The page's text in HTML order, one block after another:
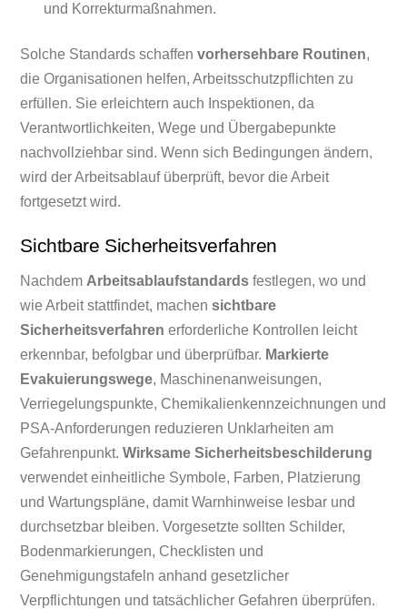
und Korrekturmaßnahmen.
Solche Standards schaffenvorhersehbare Routinen,
die Organisationen helfen, Arbeitsschutzpflichten zu
erfüllen. Sie erleichtern auch Inspektionen, da
Verantwortlichkeiten, Wege und Übergabepunkte
nachvollziehbar sind. Wenn sich Bedingungen ändern,
wird der Arbeitsablauf überprüft, bevor die Arbeit
fortgesetzt wird.
Sichtbare Sicherheitsverfahren
Nachdem Arbeitsablaufstandards festlegen, wo und
wie Arbeit stattfindet, machensichtbare
Sicherheitsverfahren erforderliche Kontrollen leicht
erkennbar, befolgbar und überprüfbar. Markierte
Evakuierungswege, Maschinenanweisungen,
Verriegelungspunkte, Chemikalienkennzeichnungen und
PSA-Anforderungen reduzieren Unklarheiten am
Gefahrenpunkt.Wirksame Sicherheitsbeschilderung
verwendet einheitliche Symbole, Farben, Platzierung
und Wartungspläne, damit Warnhinweise lesbar und
durchsetzbar bleiben. Vorgesetzte sollten Schilder,
Bodenmarkierungen, Checklisten und
Genehmigungstafeln anhand gesetzlicher
Verpflichtungen und tatsächlicher Gefahren überprüfen.